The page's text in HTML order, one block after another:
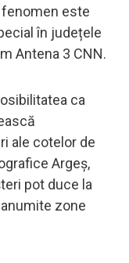
este
în județele
Antena 3 CNN.
ca
ale cotelor de
Argeș,
pot duce la
zone